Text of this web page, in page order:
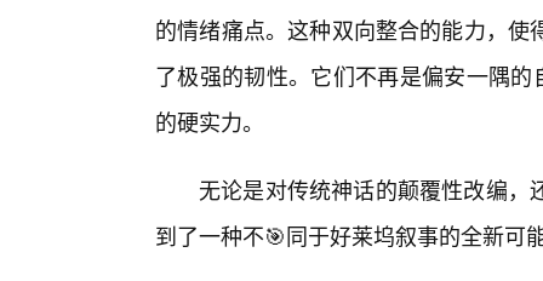
的情绪痛点。这种双向整合的能力，
了极强的韧性。它们不再是偏安一隅
的硬实力。
无论是对传统神话的颠覆性改编
到了一种不🎯同于好莱坞叙事的全新可